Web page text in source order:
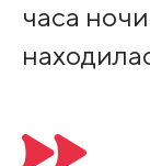
часа